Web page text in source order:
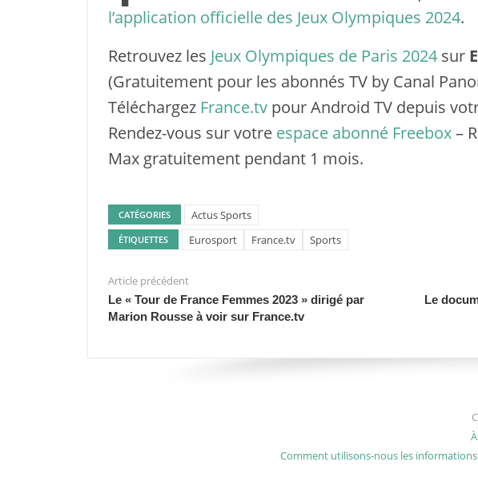
l’application officielle des Jeux Olympiques 2024.
Retrouvez les Jeux Olympiques de Paris 2024sur
(Gratuitement pour les abonnés TV by Canal
Téléchargez France.tvpour Android TV depuis
Rendez-vous sur votre espace abonné Freebox–
Max gratuitement pendant 1 mois.
CATÉGORIES Actus Sports
ÉTIQUETTES Eurosport France.tv Sports
Article précédent
Le « Tour de France Femmes 2023 » dirigé par
Marion Rousse à voir sur France.tv
Le
Comment utilisons-nous les